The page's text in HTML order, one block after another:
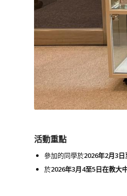
活動重點
參加的同學於2026年2月3
於2026年3月4至5日在教大